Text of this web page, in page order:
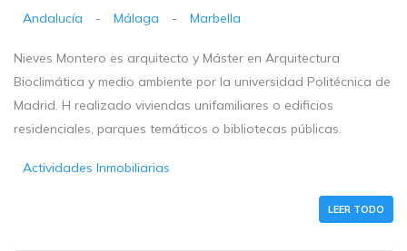
Andalucía - Málaga - Marbella
Nieves Montero es arquitecto y Máster en Arquitectura
Bioclimática y medio ambiente por la universidad Politécnica de
Madrid. H realizado viviendas unifamiliares o edificios
residenciales, parques temáticos o bibliotecas públicas.
Actividades Inmobiliarias
LEER TODO